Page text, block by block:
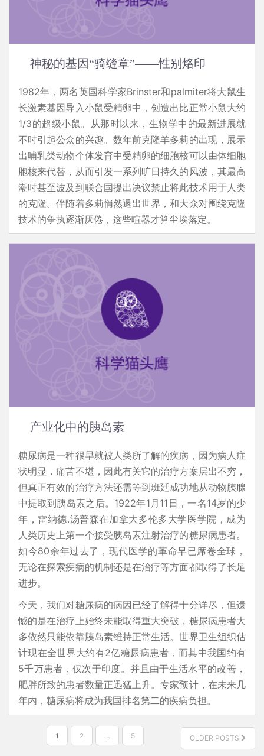
神秘的基因“骑缝章”——性别烙印
1982年，两名英国科学家Brinster和palmiter将大鼠生
长激素基因导入小鼠受精卵中，创造出比正常小鼠大约
1/3的超级小鼠。从那时以来，生物学中的最新进展就
不时引起公众的兴趣。数年前克隆羊多莉的出现，展示
出哺乳类动物个体发育中受精卵的细胞核可以由体细胞
胞核来代替，从而引发一系列旷日持久的风波，其最高
潮时甚至波及到联合国提出决议禁止将此技术用于人类
的克隆。伴随着多莉悄然退出世界，和大众对围绕克隆
技术的争执逐渐厌倦，这些喧嚣才算尘埃落定。
产业化中的胰岛素
糖尿病是一种很早就被人类所了解的疾病，因为病人症
状明显，痛苦不堪，因此有关它的治疗方案层出不穷，
但真正有效的治疗方法还需等到班廷成功地从动物胰腺
中提取到胰岛素之后。1922年1月11日，一名14岁的少
年，雷纳德.汤普森在加拿大多伦多大学医学院，成为
人类历史上第一个接受胰岛素注射治疗的糖尿病患者。
如今80余年过去了，现代医学的革命早已席卷全球，
无论在探索疾病的机制还是在治疗等方面都取得了长足
进步。
今天，我们对糖尿病的病因已经了解得十分详尽，但遗
憾的是在治疗上始终未能取得重大突破，糖尿病患者大
多依然只能依靠胰岛素维持正常生活。世界卫生组织估
计现在全世界大约有2亿糖尿病患者，而其中我国约有
5千万患者，仅次于印度。并且由于生活水平的改善，
肥胖所致的患者数量正迅猛上升。专家预计，在未来几
年内，糖尿病将成为我国排名第二的疾病负担。
1 2 … 5 OLDER POSTS